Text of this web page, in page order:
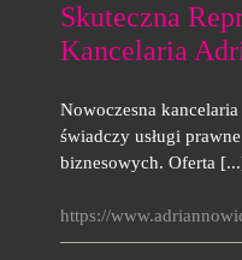
Skuteczna
Kancelaria
Nowoczesna
świadczy usługi
biznesowych. Oferta
https://